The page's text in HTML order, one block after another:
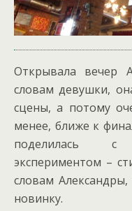
Открывала вечер
словам девушки,
сцены, а потому
менее, ближе к
поделилась с
экспериментом –
словам
новинку.